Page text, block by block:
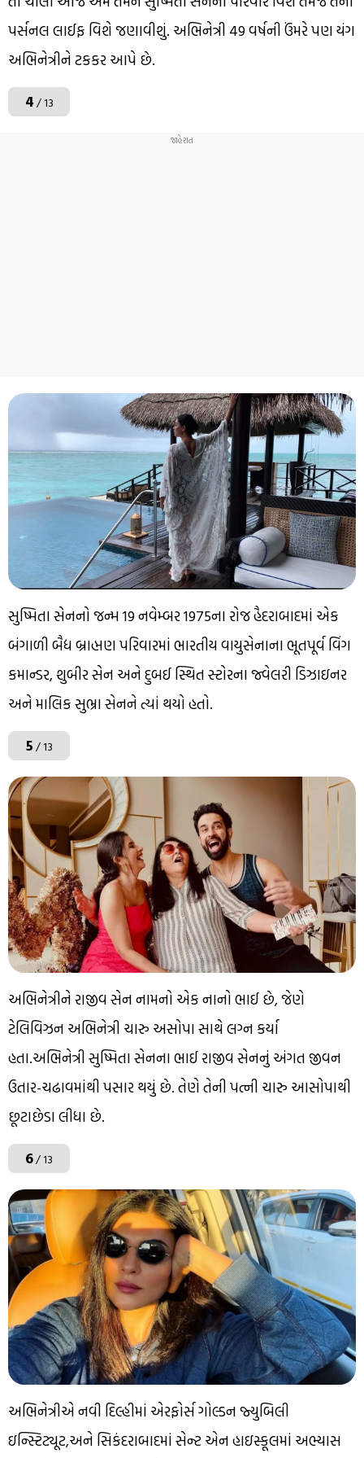
પર્સનલ લાઈફ વિશે જણાવીશું. અભિનેત્રી 49 વર્ષની ઉંમરે પણ યંગ
અભિનેત્રીને ટકકર આપે છે.
4/ 13
સુષ્મિતા સેનનો જન્મ 19 નવેમ્બર 1975ના રોજ હૈદરાબાદમાં એક
બંગાળી બૈદ્ય બ્રાહ્મણ પરિવારમાં ભારતીય વાયુસેનાના ભૂતપૂર્વ વિંગ
કમાન્ડર, શુબીર સેન અને દુબઈ સ્થિત સ્ટોરના જ્વેલરી ડિઝાઇનર
અને માલિક સુભ્રા સેનને ત્યાં થયો હતો.
5/ 13
અભિનેત્રીને રાજીવ સેન નામનો એક નાનો ભાઈ છે, જેણે
ટેલિવિઝન અભિનેત્રી ચારુ અસોપા સાથે લગ્ન કર્યા
હતા.અભિનેત્રી સુષ્મિતા સેનના ભાઈ રાજીવ સેનનું અંગત જીવન
ઉતાર-ચઢાવમાંથી પસાર થયું છે. તેણે તેની પત્ની ચારુ આસોપાથી
છૂટાછેડા લીધા છે.
6/ 13
અભિનેત્રીએ નવી દિલ્હીમાં એરફોર્સ ગોલ્ડન જ્યુબિલી
ઇન્સ્ટિટ્યૂટ,અને સિકંદરાબાદમાં સેન્ટ એન હાઇસ્કૂલમાં અભ્યાસ